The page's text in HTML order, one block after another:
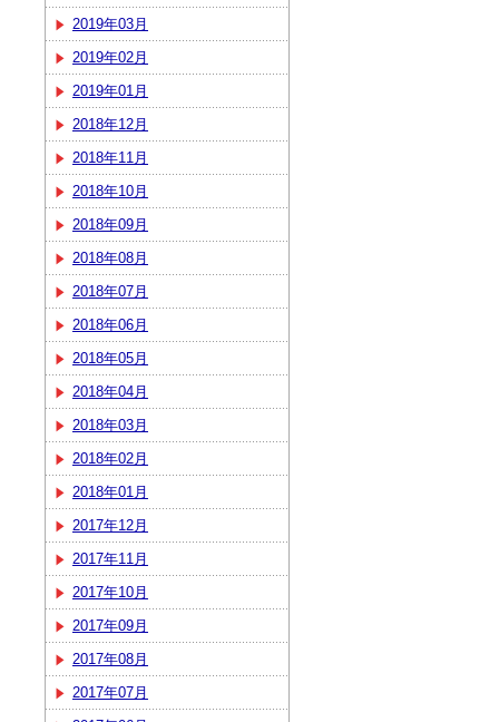
2019年03月
2019年02月
2019年01月
2018年12月
2018年11月
2018年10月
2018年09月
2018年08月
2018年07月
2018年06月
2018年05月
2018年04月
2018年03月
2018年02月
2018年01月
2017年12月
2017年11月
2017年10月
2017年09月
2017年08月
2017年07月